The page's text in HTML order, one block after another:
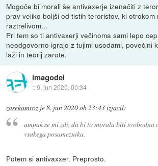
Mogoče bi morali še antivaxerje izenačiti z
prav veliko boljši od tistih teroristov, ki otrokom
raztrelivom...
Pri tem so ti antivaxerji večinoma sami lepo
neodgovorno igrajo z tujimi usodami, povečini
laži in teorij zarote.
imagodei
::9. jun 2020, 00:34
zasekamroz je8. jun 2020 ob 23:43izjavil:
ampak se mi zdi, da bi to morala biti svobodna
vsakega posameznika.
Potem si antivaxxer. Preprosto.